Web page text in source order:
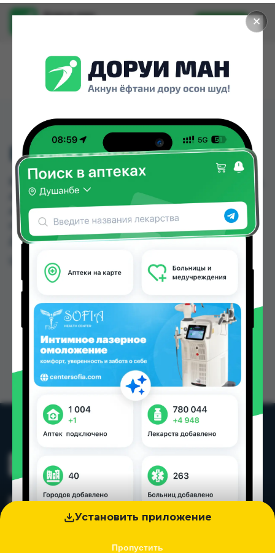
✕
Установить приложение
Пропустить
Доруи ман
Установить
ВИНИЛИН
ВИНИЛИН можно купить или заказать в аптеках,
Абубакри Карим, Авиценна, АЗИЗ ВАКО ,
Алишер-К, Аптека + 24/7, Аптека Вита, Аптека
Нур (Nur) по цене от 13.50 TJS до 23.00 TJS в
Душанбе и других городах Таджикистана
Цена: от13.50 TJS